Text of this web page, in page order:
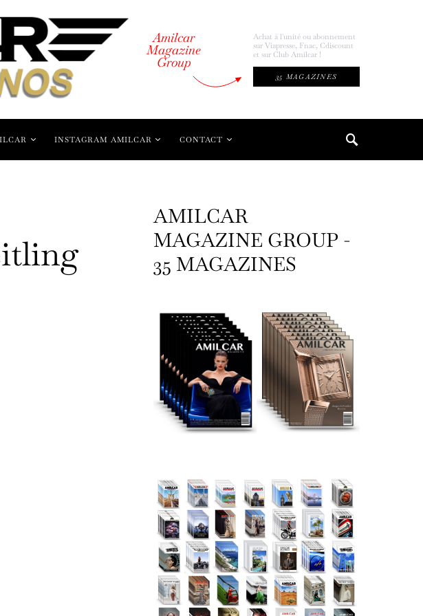
Amilcar
Magazine
Group
Achat à l'unité ou abonnement
sur Viapresse, Fnac, Cdiscount
et sur Club Amilcar !
35 MAGAZINES
INSTAGRAM AMILCAR CONTACT
AMILCAR
MAGAZINE GROUP -
35 MAGAZINES